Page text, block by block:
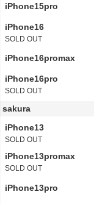
iPhone15pro
iPhone16
SOLD OUT
iPhone16promax
iPhone16pro
SOLD OUT
sakura
iPhone13
SOLD OUT
iPhone13promax
SOLD OUT
iPhone13pro